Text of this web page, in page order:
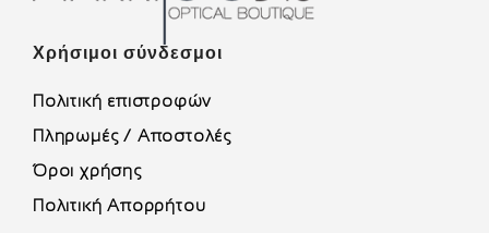
Χρήσιμοι σύνδεσμοι
Πολιτική επιστροφών
Πληρωμές / Αποστολές
Όροι χρήσης
Πολιτική Απορρήτου